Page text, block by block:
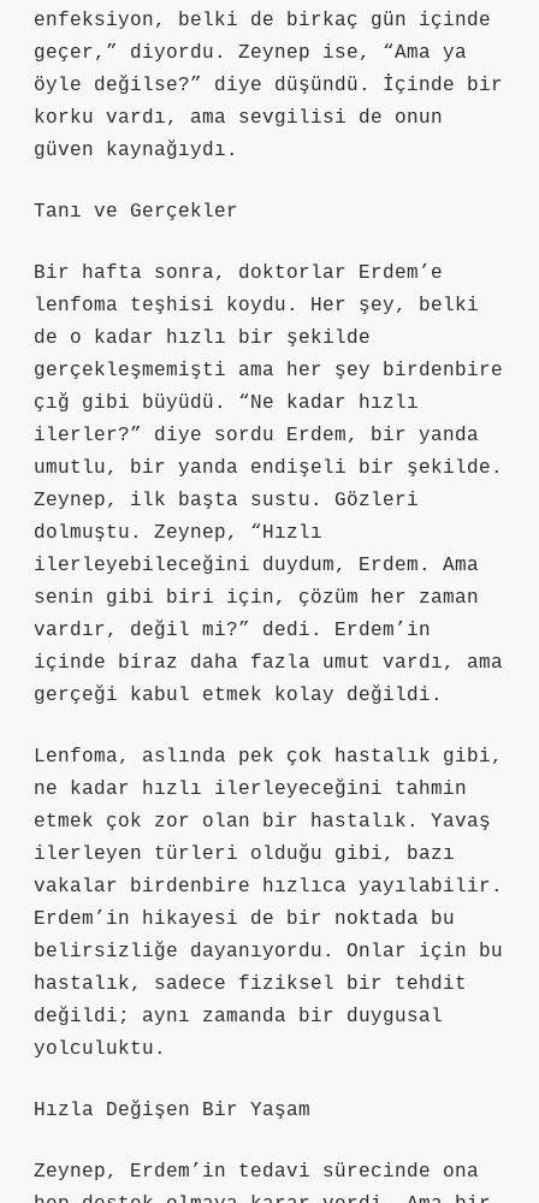
enfeksiyon, belki de birkaç gün içinde
geçer,” diyordu. Zeynep ise, “Ama ya
öyle değilse?” diye düşündü. İçinde bir
korku vardı, ama sevgilisi de onun
güven kaynağıydı.
Tanı ve Gerçekler
Bir hafta sonra, doktorlar Erdem’e
lenfoma teşhisi koydu. Her şey, belki
de o kadar hızlı bir şekilde
gerçekleşmemişti ama her şey birdenbire
çığ gibi büyüdü. “Ne kadar hızlı
ilerler?” diye sordu Erdem, bir yanda
umutlu, bir yanda endişeli bir şekilde.
Zeynep, ilk başta sustu. Gözleri
dolmuştu. Zeynep, “Hızlı
ilerleyebileceğini duydum, Erdem. Ama
senin gibi biri için, çözüm her zaman
vardır, değil mi?” dedi. Erdem’in
içinde biraz daha fazla umut vardı, ama
gerçeği kabul etmek kolay değildi.
Lenfoma, aslında pek çok hastalık gibi,
ne kadar hızlı ilerleyeceğini tahmin
etmek çok zor olan bir hastalık. Yavaş
ilerleyen türleri olduğu gibi, bazı
vakalar birdenbire hızlıca yayılabilir.
Erdem’in hikayesi de bir noktada bu
belirsizliğe dayanıyordu. Onlar için bu
hastalık, sadece fiziksel bir tehdit
değildi; aynı zamanda bir duygusal
yolculuktu.
Hızla Değişen Bir Yaşam
Zeynep, Erdem’in tedavi sürecinde ona